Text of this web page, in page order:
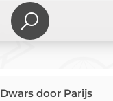
Dwars door Parijs